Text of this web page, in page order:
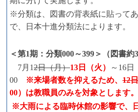
※分類は、図書の背表紙に貼って
で、日本十進分類法によります。
＜第1期：分類000～399＞（図書約
7月12日（月）13日（火）
～16
00
※来場者数を抑えるため、 12日
00）は教職員のみを対象とします。
※大雨による臨時休館の影響で、